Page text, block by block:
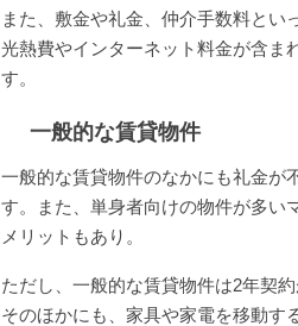
また、敷金や礼金、仲介手数料と
光熱費やインターネット料金が含ま
す。
一般的な賃貸物件
一般的な賃貸物件のなかにも礼金が
す。また、単身者向けの物件が多い
メリットもあり。
ただし、一般的な賃貸物件は2年契
そのほかにも、家具や家電を移動す